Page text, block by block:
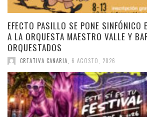
EFECTO PASILLO SE PONE SINFÓNICO
A LA ORQUESTA MAESTRO VALLE Y
ORQUESTADOS
CREATIVA CANARIA 6 AGOSTO, 2026